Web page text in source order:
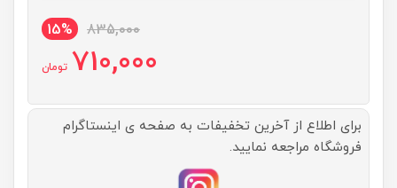
835,000
15%
710,000 تومان
برای اطلاع از آخرین تخفیفات به صفحه ی اینستاگرام
فروشگاه مراجعه نمایید.